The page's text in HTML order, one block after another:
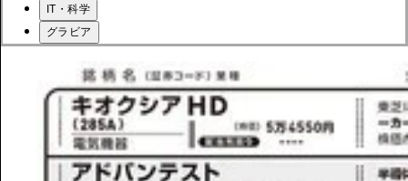
IT・科学
グラビア